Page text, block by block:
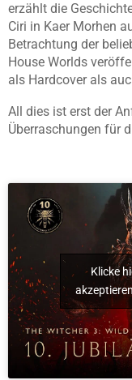
erzählt die
Ciri in Kaer Morhen
Betrachtung der
House Worlds
als Hardcover als
All dies ist erst der
Überraschungen für
Klicke